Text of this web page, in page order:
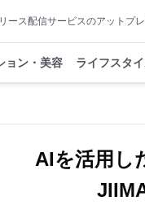
ース配信サービスのアットプ
ョン・美容 ライフスタ
AIを活用し